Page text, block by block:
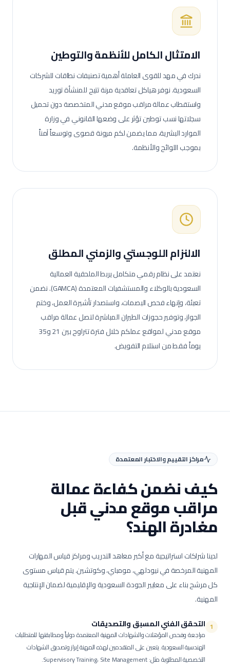
الامتثال الكامل للأنظمة والتوطين
ندرك في مهد للقوى العاملة أهمية تصنيفات نطاقات للشركات
السعودية. نوفر هياكل تعاقدية مرنة تتيح للمنشأة توريد
واستقطاب عمالةمراقب موقع مدنيالمتخصصة دون تحميل
سجلاتها نسب توطين تؤثر على وضعها القانوني في وزارة
الموارد البشرية، مما يضمن لكم مرونة قصوى وتوسعاً آمناً
بموجب اللوائح والأنظمة.
الالنزام اللوجستي والزمني المطلق
نعتمد على نظام رقمي متكامل يربط الملحقية العمالية
السعودية بالوكلاء والمستشفيات المعتمدة (GAMCA). نضمن
تعبئة، وإنهاء فحص البصمات، واستصدار تأشيرة العمل، وختم
الجواز، وتوفير حجوزات الطيران المباشرة لتصل عمالةمراقب
موقع مدني
لمواقع عملكم خلال فترة تتراوح بين 21 و35
يوماً فقط من استلام التفويض.
مراكز التقييم والاختبار المعتمدة
كيف نضمن كفاءة عمالة
مراقب موقع مدنيقبل
مغادرة الهند؟
لدينا شراكات استراتيجية مع أكبر معاهد التدريب ومراكز قياس المهارات
المهنية المرخصة في نيودلهي، مومباي، وكوتشين. يتم قياس مستوى
كل مرشح بناء على معايير الجودة السعودية والإقليمية لضمان الإنتاجية
المهنية.
1 التحقق الفني المسبق والتصديقات
مراجعة وفحص المؤهلات والشهادات المهنية المعتمدة دولياً ومطابقتها للمتطلبات
الهندسية السعودية.يتعين على المتقدمين لهذه المهنة إبراز وتصديق الشهادات
التخصصية المطلوبة مثل: Supervisory Training، Site Management.